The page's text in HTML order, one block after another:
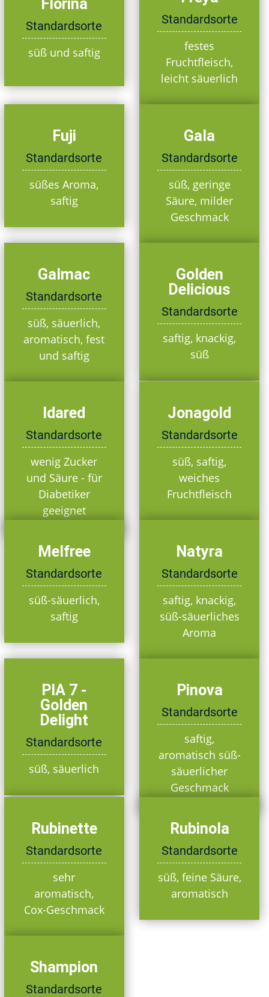
Florina
Standardsorte
süß und saftig
Standardsorte
festes
Fruchtfleisch,
leicht säuerlich
Fuji
Standardsorte
süßes Aroma,
saftig
Gala
Standardsorte
süß, geringe
Säure, milder
Geschmack
Galmac
Standardsorte
süß, säuerlich,
aromatisch, fest
und saftig
Golden
Delicious
Standardsorte
saftig, knackig,
süß
Idared
Standardsorte
wenig Zucker
und Säure - für
Diabetiker
geeignet
Jonagold
Standardsorte
süß, saftig,
weiches
Fruchtfleisch
Melfree
Standardsorte
süß-säuerlich,
saftig
Natyra
Standardsorte
saftig, knackig,
süß-säuerliches
Aroma
PIA 7 -
Golden
Delight
Standardsorte
süß, säuerlich
Pinova
Standardsorte
saftig,
aromatisch süß-
säuerlicher
Geschmack
Rubinette
Standardsorte
sehr
aromatisch,
Cox-Geschmack
Rubinola
Standardsorte
süß, feine Säure,
aromatisch
Shampion
Standardsorte